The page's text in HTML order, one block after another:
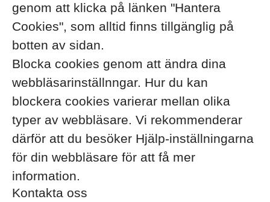
genom att klicka på länken "Hantera
Cookies", som alltid finns tillgänglig på
botten av sidan.
Blocka cookies genom att ändra dina
webbläsarinställnngar. Hur du kan
blockera cookies varierar mellan olika
typer av webbläsare. Vi rekommenderar
därför att du besöker Hjälp-inställningarna
för din webbläsare för att få mer
information.
Kontakta oss